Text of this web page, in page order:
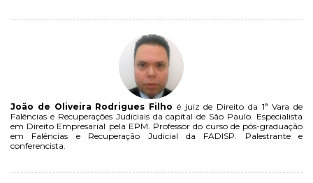
João de Oliveira Rodrigues Filho é juiz de Direito da 1ª Vara de
Falências e Recuperações Judiciais da capital de São Paulo. Especialista
em Direito Empresarial pela EPM. Professor do curso de pós-graduação
em Falências e Recuperação Judicial da FADISP. Palestrante e
conferencista.